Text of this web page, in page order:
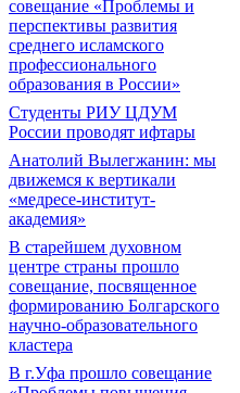
совещание «Проблемы и
перспективы развития
среднего исламского
профессионального
образования в России»
Студенты РИУ ЦДУМ
России проводят ифтары
Анатолий Вылегжанин: мы
движемся к вертикали
«медресе-институт-
академия»
В старейшем духовном
центре страны прошло
совещание, посвященное
формированию Болгарского
научно-образовательного
кластера
В г.Уфа прошло совещание